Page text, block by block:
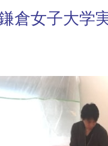
倉女子大学